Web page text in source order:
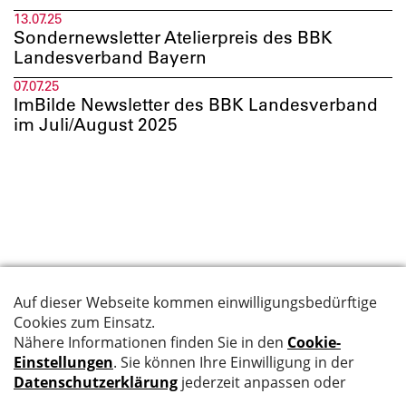
13.07.25
Sondernewsletter Atelierpreis des BBK
Landesverband Bayern
07.07.25
ImBilde Newsletter des BBK Landesverband
im Juli/August 2025
Suche
Kontakt
Newsletter
Impressum